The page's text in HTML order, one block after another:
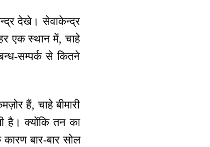
देखे। सेवाकेन्द्र
एक स्थान में, चाहे
सम्पर्क से कितने
हैं, चाहे बीमारी
है। क्योंकि तन का
बार-बार सोल